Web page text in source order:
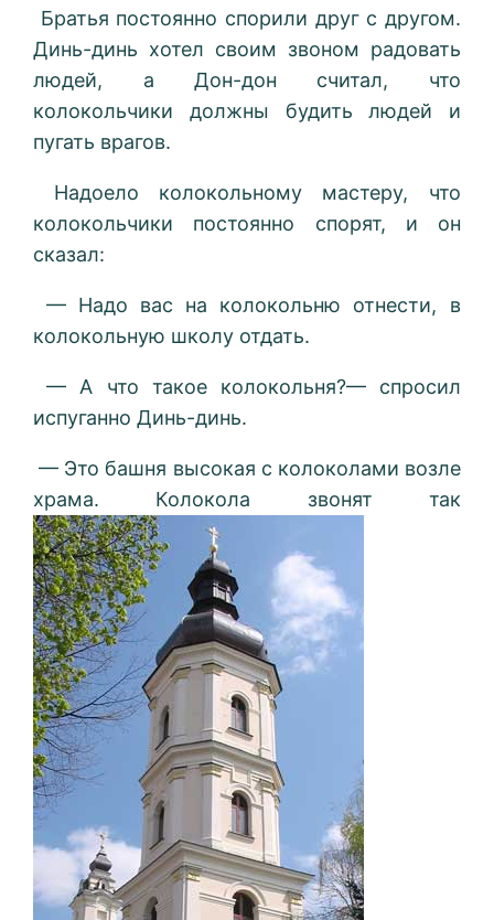
Братья постоянно спорили друг с другом.
Динь-динь хотел своим звоном радовать
людей, а Дон-дон считал, что
колокольчики должны будить людей и
пугать врагов.
Надоело колокольному мастеру, что
колокольчики постоянно спорят, и он
сказал:
— Надо вас на колокольню отнести, в
колокольную школу отдать.
— А что такое колокольня?— спросил
испуганно Динь-динь.
— Это башня высокая с колоколами возле
храма. Колокола звонят так